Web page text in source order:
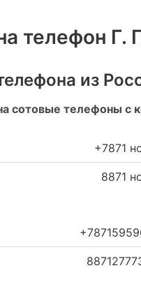
телефон Г.
из
сотовые телефоны с
+7871
8871